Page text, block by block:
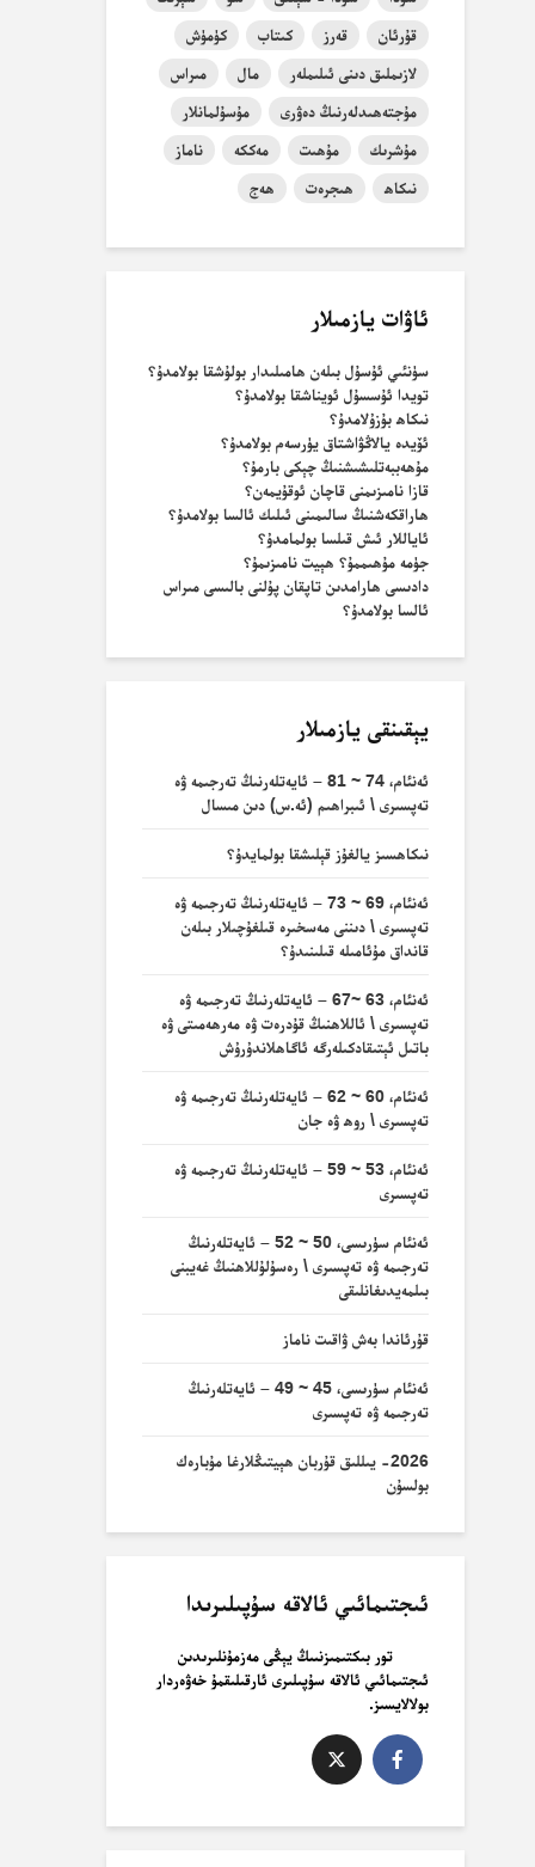
قۇرئان
قەرز كىتاب
كۈمۈش
لازىملىق دىنى ئىلىملەر
مال
مىراس
مۇجتەھىدلەرنىڭ دەۋرى
مۇسۇلمانلار
مۇشرىك
مۇھىت مەككە
ناماز
نىكاھ
ھىجرەت ھەج
ئاۋات يازمىلار
سۈنئىي ئۇسۇل بىلەن ھامىلىدار بولۇشقا بولامدۇ؟
تويدا ئۇسسۇل ئويناشقا بولامدۇ؟
نىكاھ بۇزۇلامدۇ؟
ئۆيدە يالاڭۋاشتاق يۈرسەم بولامدۇ؟
مۇھەببەتلىشىشنىڭ چېكى بارمۇ؟
قازا نامىزىمنى قاچان ئوقۇيمەن؟
ھاراقكەشنىڭ سالىمىنى ئىلىك ئالسا بولامدۇ؟
ئاياللار ئىش قىلسا بولمامدۇ؟
جۈمە مۇھىممۇ؟ ھېيت نامىزىمۇ؟
دادىسى ھارامدىن تاپقان پۇلنى بالىسى مىراس
ئالسا بولامدۇ؟
يېقىنقى يازمىلار
ئەنئام، 74 ~ 81 – ئايەتلەرنىڭ تەرجىمە ۋە
تەپسىرى \ ئىبراھىم (ئە.س) دىن مىسال
نىكاھسىز يالغۇز قېلىشقا بولمايدۇ؟
ئەنئام، 69 ~ 73 – ئايەتلەرنىڭ تەرجىمە ۋە
تەپسىرى \ دىننى مەسخىرە قىلغۇچىلار بىلەن
قانداق مۇئامىلە قىلىنىدۇ؟
ئەنئام، 63 ~67 – ئايەتلەرنىڭ تەرجىمە ۋە
تەپسىرى \ ئاللاھنىڭ قۇدرەت ۋە مەرھەمىتى ۋە
باتىل ئېتىقادكىلەرگە ئاگاھلاندۇرۇش
ئەنئام، 60 ~ 62 – ئايەتلەرنىڭ تەرجىمە ۋە
تەپسىرى \ روھ ۋە جان
ئەنئام، 53 ~ 59 – ئايەتلەرنىڭ تەرجىمە ۋە
تەپسىرى
ئەنئام سۈرىسى، 50 ~ 52 – ئايەتلەرنىڭ
تەرجىمە ۋە تەپسىرى \ رەسۇلۇللاھنىڭ غەيبنى
بىلمەيدىغانلىقى
قۇرئاندا بەش ۋاقىت ناماز
ئەنئام سۈرىسى، 45 ~ 49 – ئايەتلەرنىڭ
تەرجىمە ۋە تەپسىرى
2026- يىللىق قۇربان ھېيتىڭلارغا مۇبارەك
بولسۇن
ئىجتىمائىي ئالاقە سۇپىلىرىدا
تور بىكتىمىزنىىڭ يېڭى مەزمۇنلىرىدىن
ئىجتىمائىي ئالاقە سۇپىلىرى ئارقىلىقمۇ خەۋەردار
بولالايسىز.